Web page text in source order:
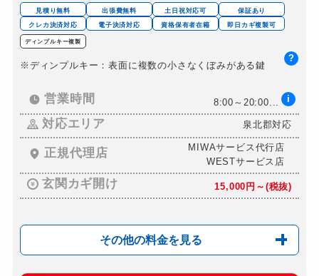
見積り無料 出張費無料 土日祝対応可
保証あり
クレカ決済対応
電子決済対応 資格保有者在籍 即日カギ複製可
ディンプルキー複製
※ディンプルキー：表面に複数の小さなくぼみがある鍵
営業時間 8:00～20:00... i
対応エリア 泉北郡対応
正規代理店
MIWAサービス代行店
WESTサービス店
?
玄関カギ開け 15,000円～(税抜)
その他の料金を見る